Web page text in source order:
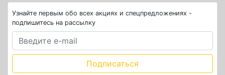
Узнайте первым обо всех акциях и спецпредложениях -
подпишитесь на рассылку